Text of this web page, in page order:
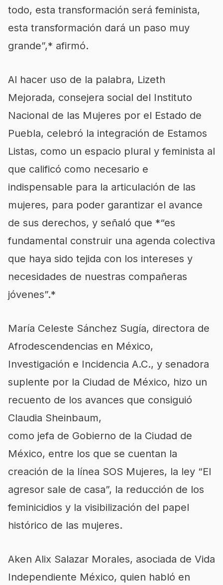
todo, esta transformación será feminista,
esta transformación dará un paso muy
grande”,* afirmó.
Al hacer uso de la palabra, Lizeth
Mejorada, consejera social del Instituto
Nacional de las Mujeres por el Estado de
Puebla, celebró la integración de Estamos
Listas, como un espacio plural y feminista al
que calificó como necesario e
indispensable para la articulación de las
mujeres, para poder garantizar el avance
de sus derechos, y señaló que *“es
fundamental construir una agenda colectiva
que haya sido tejida con los intereses y
necesidades de nuestras compañeras
jóvenes”.*
María Celeste Sánchez Sugía, directora de
Afrodescendencias en México,
Investigación e Incidencia A.C., y senadora
suplente por la Ciudad de México, hizo un
recuento de los avances que consiguió
Claudia Sheinbaum,
como jefa de Gobierno de la Ciudad de
México, entre los que se cuentan la
creación de la línea SOS Mujeres, la ley “El
agresor sale de casa”, la reducción de los
feminicidios y la visibilización del papel
histórico de las mujeres.
Aken Alix Salazar Morales, asociada de Vida
Independiente México, quien habló en